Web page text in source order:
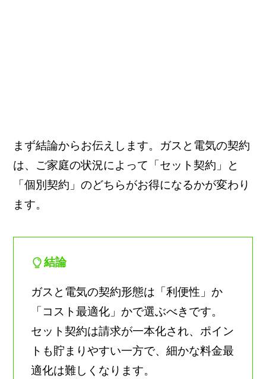
まず結論からお伝えします。ガスと電気の契約
は、ご家庭の状況によって「セット契約」と
「個別契約」のどちらがお得になるかが変わり
ます。
結論
ガスと電気の契約形態は「利便性」か
「コスト最適化」かで選ぶべきです。
セット契約は請求が一本化され、ポイン
トも貯まりやすい一方で、細かな料金最
適化は難しくなります。